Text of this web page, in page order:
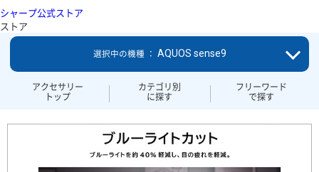
シャープ公式ストア
ストア
アクセサリー
トップ
カテゴリ別
に探す
フリーワード
で探す
選択中の機種 ： AQUOS sense9